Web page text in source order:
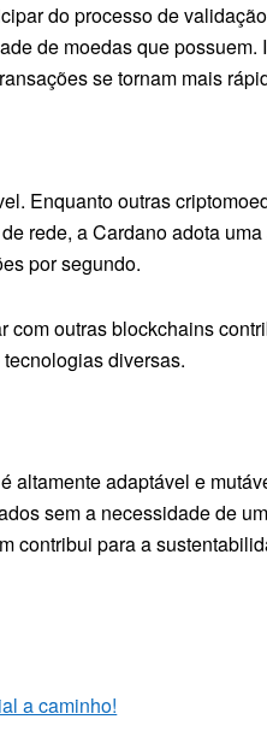
do processo de
de moedas que possuem.
se tornam mais
Enquanto outras
rede, a Cardano adota
por segundo.
outras blockchains
diversas.
altamente adaptável e
sem a necessidade de um
contribui para a
a caminho!